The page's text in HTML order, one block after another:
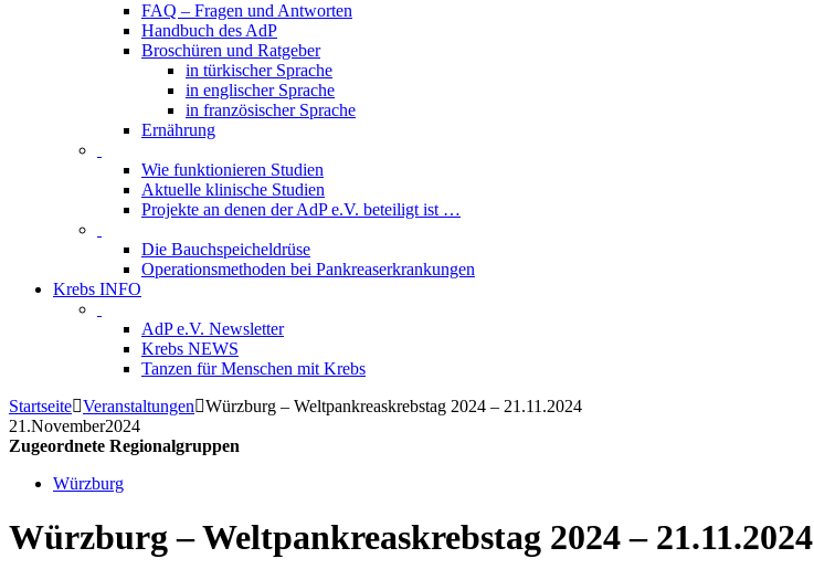
FAQ – Fragen und Antworten
Handbuch des AdP
Broschüren und Ratgeber
in türkischer Sprache
in englischer Sprache
in französischer Sprache
Ernährung
Wie funktionieren Studien
Aktuelle klinische Studien
Projekte an denen der AdP e.V. beteiligt ist …
Die Bauchspeicheldrüse
Operationsmethoden bei Pankreaserkrankungen
Krebs INFO
AdP e.V. Newsletter
Krebs NEWS
Tanzen für Menschen mit Krebs
Startseite Veranstaltungen
Würzburg – Weltpankreaskrebstag 2024 – 21.11.2024
21.November2024
Zugeordnete Regionalgruppen
Würzburg
Würzburg – Weltpankreaskrebstag 2024 – 21.11.2024